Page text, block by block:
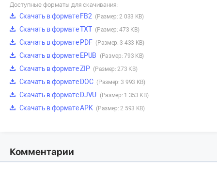
Доступные форматы для скачивания:
Скачать в формате FB2 (Размер: 2 033 KB)
Скачать в формате TXT (Размер: 473 KB)
Скачать в формате PDF (Размер: 3 433 KB)
Скачать в формате EPUB (Размер: 793 KB)
Скачать в формате ZIP (Размер: 273 KB)
Скачать в формате DOC (Размер: 3 993 KB)
Скачать в формате DJVU (Размер: 1 353 KB)
Скачать в формате APK (Размер: 2 593 KB)
Комментарии